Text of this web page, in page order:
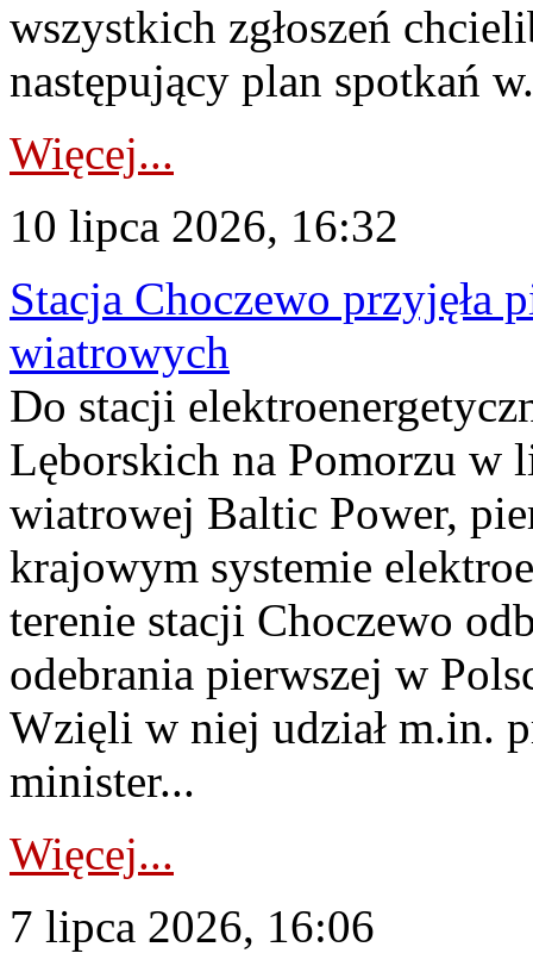
wszystkich zgłoszeń
następujący plan spotkań
Więcej...
10 lipca 2026, 16:32
Stacja Choczewo przyjęła
wiatrowych
Do stacji
Lęborskich na Pomorzu w
wiatrowej Baltic Power,
krajowym systemie
terenie stacji Choczewo
odebrania pierwszej w
Wzięli w niej udział m.in.
minister...
Więcej...
7 lipca 2026, 16:06